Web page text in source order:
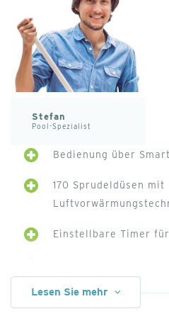
Stefan
Pool-Spezialist
Bedienung über
170 Sprudeldüsen mit
Einstellbare Timer
Lesen Sie mehr